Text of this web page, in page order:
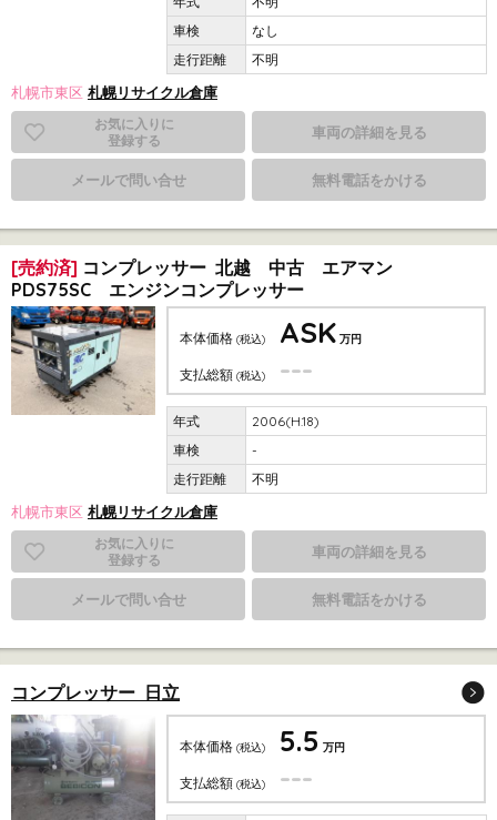
なし
不明
札幌市東区 札幌リサイクル倉庫
お気に入りに
登録する
車両の詳細を見る
メールで問い合せ 無料電話をかける
[売約済] コンプレッサー 北越 中古 エアマン
PDS75SC エンジンコンプレッサー
本体価格 (税込) ASK 万円
支払総額 (税込) ---
2006(H.18)
-
不明
札幌市東区 札幌リサイクル倉庫
お気に入りに
登録する
車両の詳細を見る
メールで問い合せ 無料電話をかける
コンプレッサー 日立
本体価格 (税込) 5.5 万円
支払総額 (税込) ---